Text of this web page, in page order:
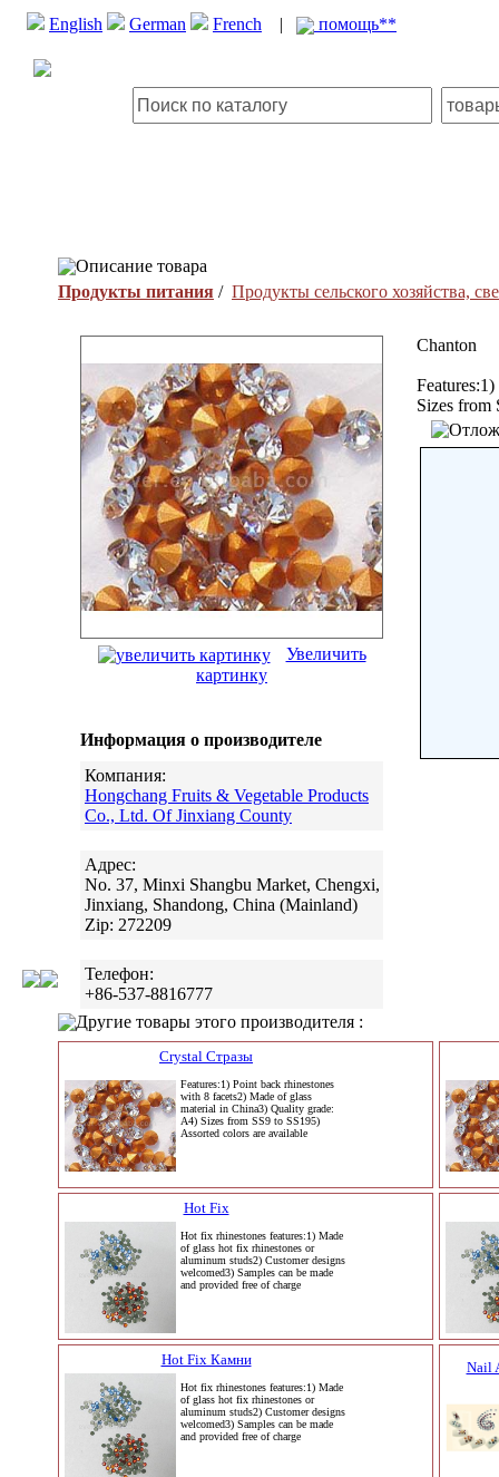
English German French | помощь**
Описание товара
Продукты питания / Продукты сельского хозяйства,
Увеличить
картинку
Информация о производителе
Компания:
Hongchang Fruits & Vegetable Products
Co., Ltd. Of Jinxiang County
Адрес:
No. 37, Minxi Shangbu Market, Chengxi,
Jinxiang, Shandong, China (Mainland)
Zip: 272209
Телефон:
+86-537-8816777
Chanton
Sizes from
Другие товары этого производителя :
Crystal Стразы
Features:1) Point back rhinestones
with 8 facets2) Made of glass
material in China3) Quality grade:
A4) Sizes from SS9 to SS195)
Assorted colors are available
Hot Fix
Hot fix rhinestones features:1) Made
of glass hot fix rhinestones or
aluminum studs2) Customer designs
welcomed3) Samples can be made
and provided free of charge
Hot Fix Камни
Hot fix rhinestones features:1) Made
of glass hot fix rhinestones or
aluminum studs2) Customer designs
welcomed3) Samples can be made
and provided free of charge
Nail